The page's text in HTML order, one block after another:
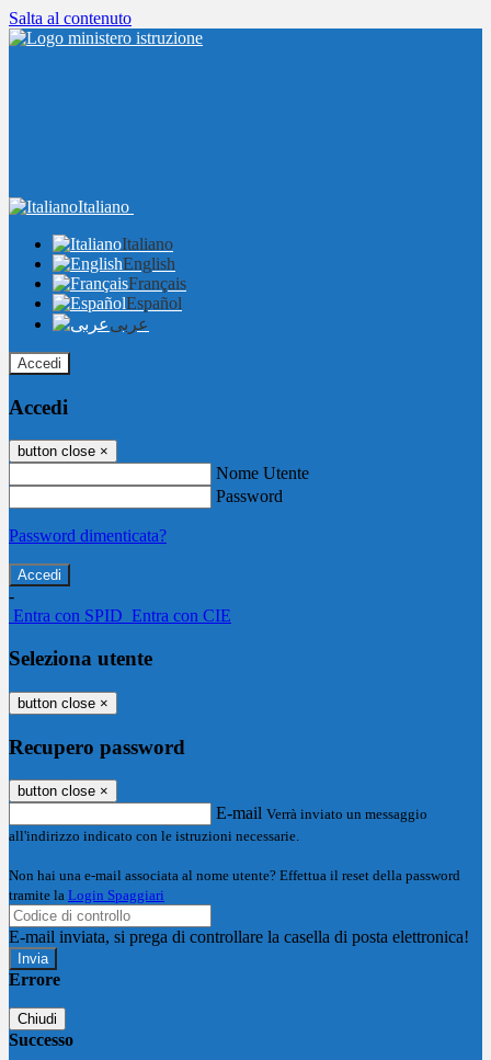
Salta al contenuto
Italiano
Italiano
English
Français
Español
عربى
Accedi
Accedi
button close ×
Nome Utente
Password
Password dimenticata?
-
Entra con SPID Entra con CIE
Seleziona utente
button close ×
Recupero password
button close ×
E-mail Verrà inviato un messaggio
all'indirizzo indicato con le istruzioni necessarie.
Non hai una e-mail associata al nome utente? Effettua il reset della password
tramite la Login Spaggiari
E-mail inviata, si prega di controllare la casella di posta elettronica!
Errore
Chiudi
Successo